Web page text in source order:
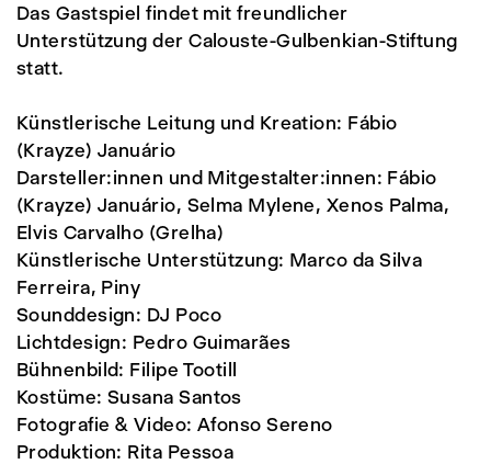
Das Gastspiel findet mit freundlicher
Unterstützung der Calouste-Gulbenkian-Stiftung
statt.
Künstlerische Leitung und Kreation: Fábio
(Krayze) Januário
Darsteller:innen und Mitgestalter:innen: Fábio
(Krayze) Januário, Selma Mylene, Xenos Palma,
Elvis Carvalho (Grelha)
Künstlerische Unterstützung: Marco da Silva
Ferreira, Piny
Sounddesign: DJ Poco
Lichtdesign: Pedro Guimarães
Bühnenbild: Filipe Tootill
Kostüme: Susana Santos
Fotografie & Video: Afonso Sereno
Produktion: Rita Pessoa